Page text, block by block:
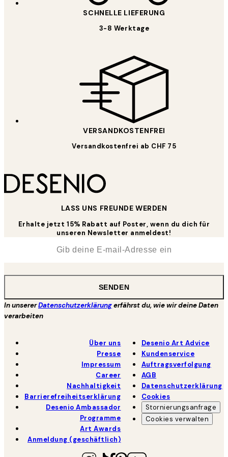
SCHNELLE LIEFERUNG
3-8 Werktage
VERSANDKOSTENFREI
Versandkostenfrei ab CHF 75
LASS UNS FREUNDE WERDEN
Erhalte jetzt 15% Rabatt auf Poster, wenn du dich für
unseren Newsletter anmeldest!
SENDEN
In unsererDatenschutzerklärungerfährst du, wie wir deine Daten
verarbeiten
Über uns
Presse
Impressum
Career
Nachhaltigkeit
Barrierefreiheitserklärung
Desenio Ambassador
Programme
Art Awards
Anmeldung (geschäftlich)
Desenio Art Advice
Kundenservice
Auftragsverfolgung
AGB
Datenschutzerklärung
Cookies
Stornierungsanfrage
Cookies verwalten